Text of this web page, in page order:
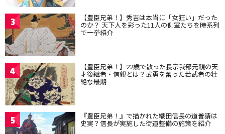
3 【豊臣兄弟！】秀吉は本当に「女狂い」だった
のか？ 天下人を彩った11人の側室たちを時系列
で一挙紹介
4 【豊臣兄弟！】22歳で散った長宗我部元親の天
才後継者・信親とは？武勇を奮った若武者の壮
絶な最期
5 『豊臣兄弟！』で描かれた織田信長の道普請は
史実？信長が実施した街道整備の施策を紹介